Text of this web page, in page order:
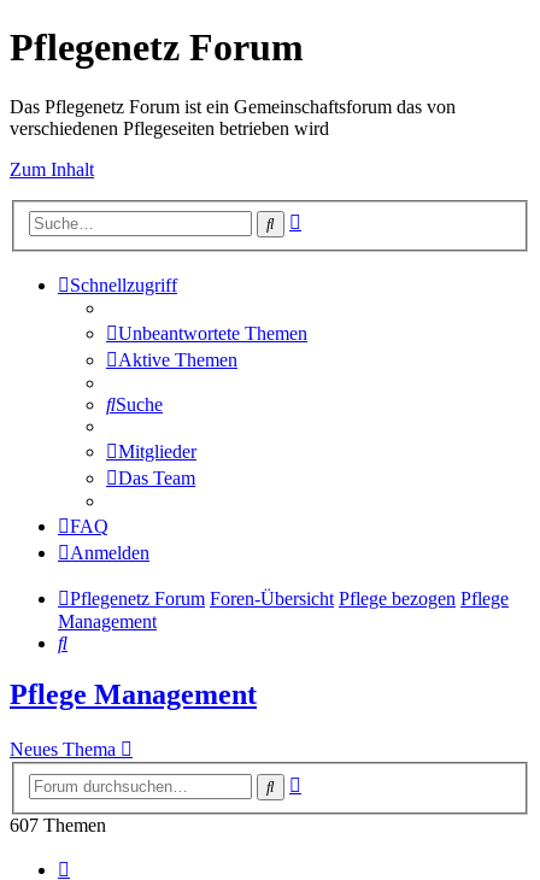
Pflegenetz Forum
Das Pflegenetz Forum ist ein Gemeinschaftsforum das von
verschiedenen Pflegeseiten betrieben wird
Zum Inhalt
Suche
Schnellzugriff
Unbeantwortete Themen
Aktive Themen
Suche
Mitglieder
Das Team
FAQ
Anmelden
Pflegenetz Forum Foren-Übersicht Pflege bezogen Pflege
Management
Suche
Pflege Management
Neues Thema
Suche
607 Themen